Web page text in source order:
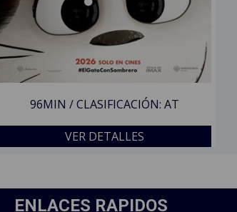
96MIN / CLASIFICACIÓN: AT
VER DETALLES
ENLACES RAPIDOS